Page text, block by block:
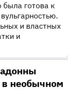
была готова к
и властных
и
в необычном